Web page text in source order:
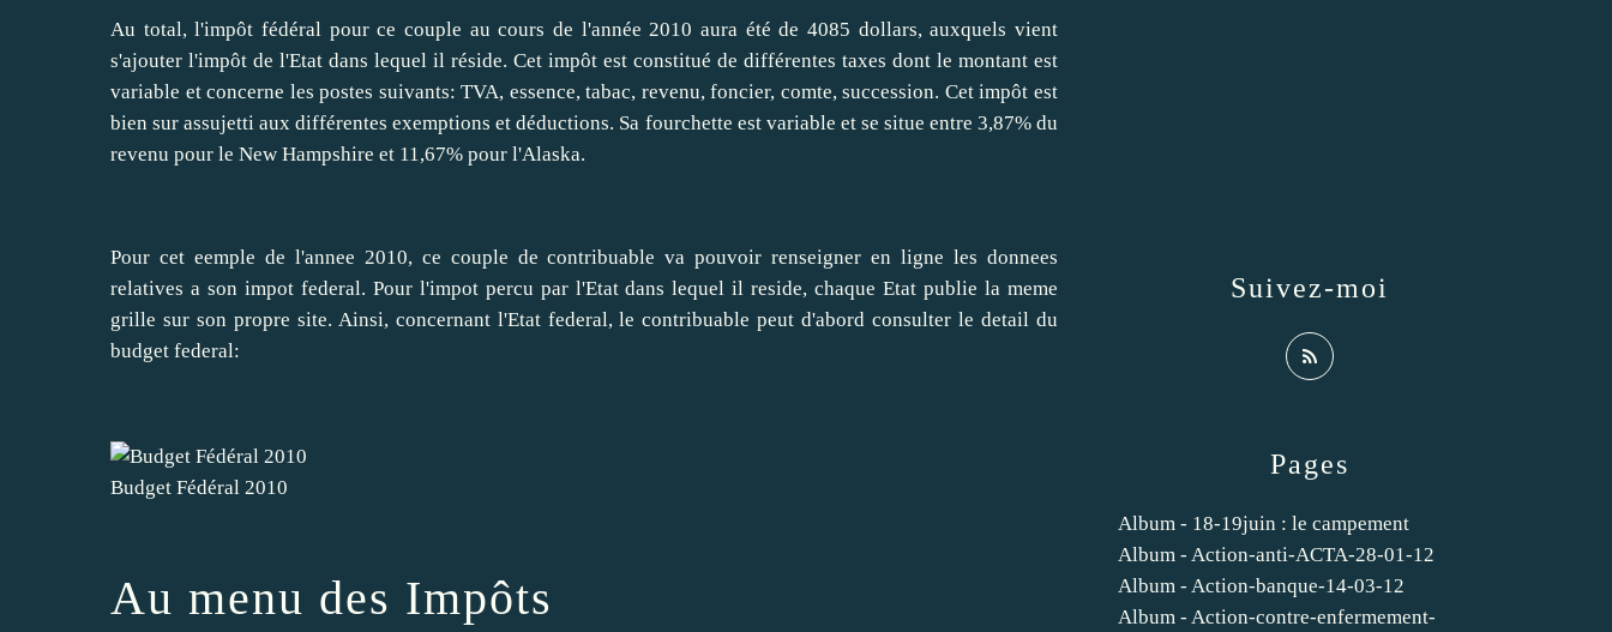
Au total, l'impôt fédéral pour ce couple au cours de l'année 2010 aura été de 4085 dollars, auxquels vient
s'ajouter l'impôt de l'Etat dans lequel il réside. Cet impôt est constitué de différentes taxes dont le montant est
variable et concerne les postes suivants: TVA, essence, tabac, revenu, foncier, comte, succession. Cet impôt est
bien sur assujetti aux différentes exemptions et déductions. Sa fourchette est variable et se situe entre 3,87% du
revenu pour le New Hampshire et 11,67% pour l'Alaska.
Pour cet eemple de l'annee 2010, ce couple de contribuable va pouvoir renseigner en ligne les donnees
relatives a son impot federal. Pour l'impot percu par l'Etat dans lequel il reside, chaque Etat publie la meme
grille sur son propre site. Ainsi, concernant l'Etat federal, le contribuable peut d'abord consulter le detail du
budget federal:
Budget Fédéral 2010
Au menu des Impôts
Pages
Album - 18-19juin : le campement
Album - Action-anti-ACTA-28-01-12
Album - Action-banque-14-03-12
Album - Action-contre-enfermement-
Suivez-moi